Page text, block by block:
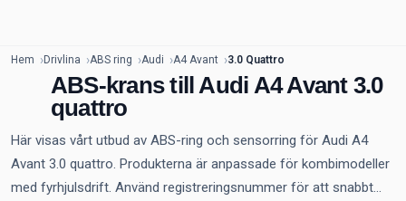
Hem Drivlina ABS ring Audi A4 Avant 3.0 Quattro
ABS-krans till Audi A4 Avant 3.0
quattro
Här visas vårt utbud av ABS-ring och sensorring för Audi A4
Avant 3.0 quattro. Produkterna är anpassade för kombimodeller
med fyrhjulsdrift. Använd registreringsnummer för att snabbt...